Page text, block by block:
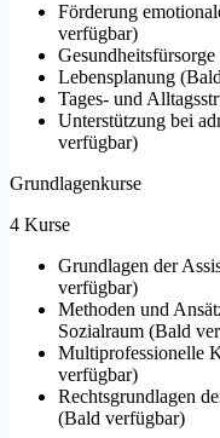
Förderung
verfügbar)
Gesundheitsfürsorge
Lebensplanung (
Tages- und
Unterstützung bei
verfügbar)
Grundlagenkurse
4 Kurse
Grundlagen der
verfügbar)
Methoden und
Sozialraum (Bald
Multiprofessionelle
verfügbar)
Rechtsgrundlagen
(Bald verfügbar)